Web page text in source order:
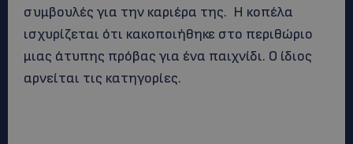
συμβουλές για την καριέρα της. Η κοπέλα
ισχυρίζεται ότι κακοποιήθηκε στο περιθώριο
μιας άτυπης πρόβας για ένα παιχνίδι. Ο ίδιος
αρνείται τις κατηγορίες.